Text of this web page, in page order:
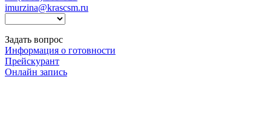
imurzina@krascsm.ru
Задать вопрос
Информация о готовности
Прейскурант
Онлайн запись